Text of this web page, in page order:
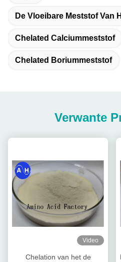
De Vloeibare Meststof Van
Chelated Calciummeststof
Chelated Boriummeststof
Verwante
Video
Chelation van het de